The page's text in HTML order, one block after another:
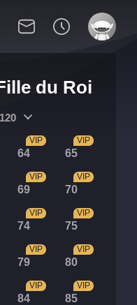
du Roi
64
VIP
65
VIP
69
VIP
70
VIP
74
VIP
75
VIP
79
VIP
80
VIP
84
VIP
85
VIP